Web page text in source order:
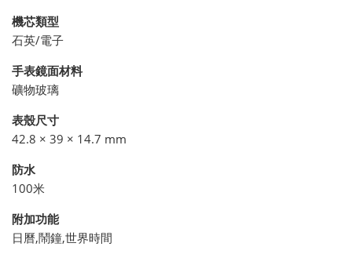
機芯類型
石英/電子
手表鏡面材料
礦物玻璃
表殼尺寸
42.8 × 39 × 14.7 mm
防水
100米
附加功能
日曆,鬧鐘,世界時間